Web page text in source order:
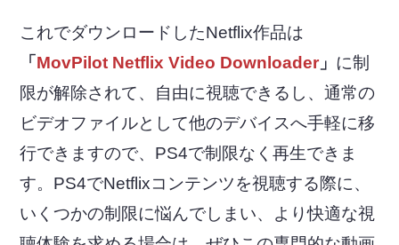
これでダウンロードしたNetflix作品は
「 MovPilot Netflix Video Downloader 」 に制
限が解除されて、自由に視聴できるし、通常の
ビデオファイルとして他のデバイスへ手軽に移
行できますので、PS4で制限なく再生できま
す。PS4でNetflixコンテンツを視聴する際に、
いくつかの制限に悩んでしまい、より快適な視